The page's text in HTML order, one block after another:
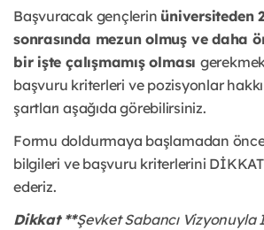
Başvuracak gençlerin üniversiteden
sonrasında mezun olmuş ve daha
bir işte çalışmamış olması
başvuru kriterleri ve pozisyonlar
şartları aşağıda görebilirsiniz.
Formu doldurmaya başlamadan
bilgileri ve başvuru kriterlerini
ederiz.
Dikkat **Şevket Sabancı Vizyonuyla